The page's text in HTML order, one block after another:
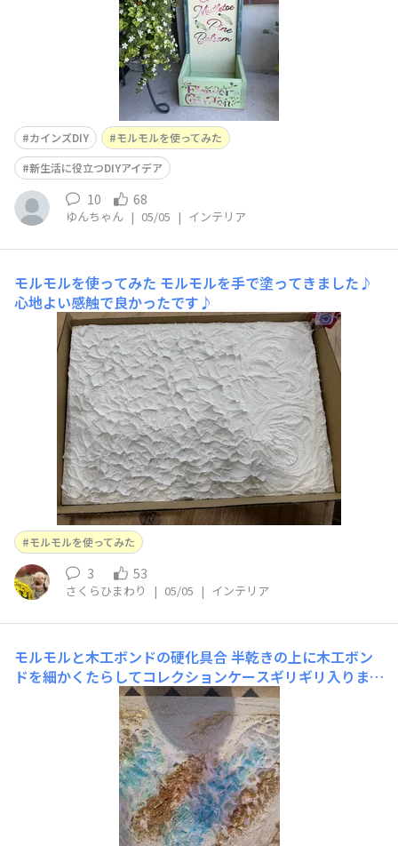
カインズDIY
モルモルを使ってみた
新生活に役立つDIYアイデア
10 68
ゆんちゃん | 05/05 | インテリア
モルモルを使ってみた モルモルを手で塗ってきました♪
心地よい感触で良かったです♪
モルモルを使ってみた
3 53
さくらひまわり | 05/05 | インテリア
モルモルと木工ボンドの硬化具合半乾きの上に木工ボン
ドを細かくたらしてコレクションケースギリギリ入りまし
た✨レジン用の粉を振りかけたその後。立てかけて余分な
粉はおちてそのまま硬化してくれました✨